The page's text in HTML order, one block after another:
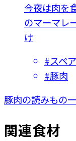
今夜は肉を
のマーマレ
け
#スペ
#豚肉
豚肉の読みもの
関連食材